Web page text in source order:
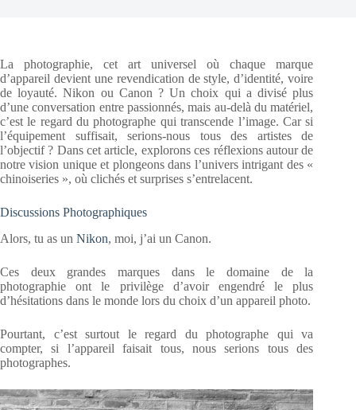
La photographie, cet art universel où chaque marque
d’appareil devient une revendication de style, d’identité, voire
de loyauté. Nikon ou Canon ? Un choix qui a divisé plus
d’une conversation entre passionnés, mais au-delà du matériel,
c’est le regard du photographe qui transcende l’image. Car si
l’équipement suffisait, serions-nous tous des artistes de
l’objectif ? Dans cet article, explorons ces réflexions autour de
notre vision unique et plongeons dans l’univers intrigant des «
chinoiseries », où clichés et surprises s’entrelacent.
Discussions Photographiques
Alors, tu as un Nikon, moi, j’ai un Canon.
Ces deux grandes marques dans le domaine de la
photographie ont le privilège d’avoir engendré le plus
d’hésitations dans le monde lors du choix d’un appareil photo.
Pourtant, c’est surtout le regard du photographe qui va
compter, si l’appareil faisait tous, nous serions tous des
photographes.